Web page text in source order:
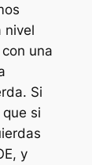
nivel
una
Si
si
y